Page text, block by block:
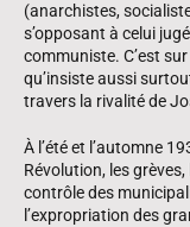
(anarchistes,
s’opposant à celui
communiste. C’est
qu’insiste aussi
travers la rivalité de
À l’été et l’automne
Révolution, les
contrôle des
l’expropriation des